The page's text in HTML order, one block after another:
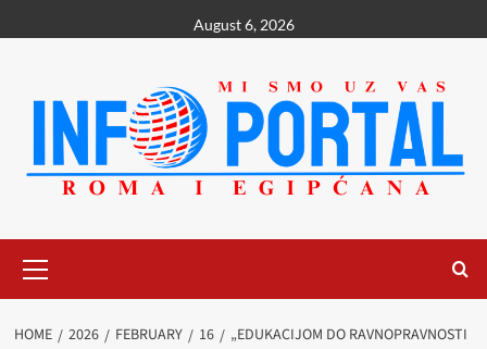
to
August 6, 2026
Menu
HOME 2026 FEBRUARY 16
„EDUKACIJOM DO RAVNOPRAVNOSTI